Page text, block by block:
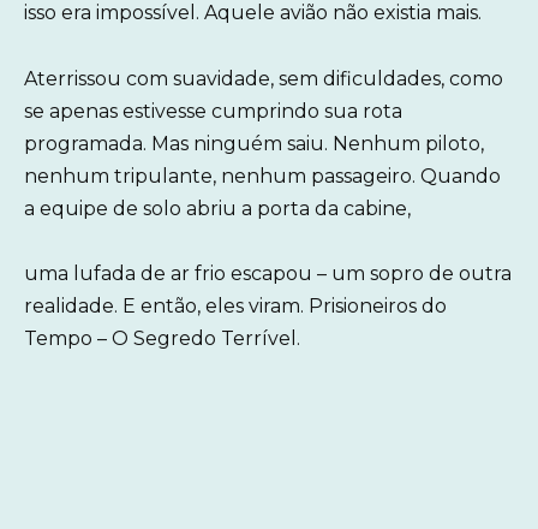
isso era impossível. Aquele avião não existia mais.
Aterrissou com suavidade, sem dificuldades, como
se apenas estivesse cumprindo sua rota
programada. Mas ninguém saiu. Nenhum piloto,
nenhum tripulante, nenhum passageiro. Quando
a equipe de solo abriu a porta da cabine,
uma lufada de ar frio escapou – um sopro de outra
realidade. E então, eles viram. Prisioneiros do
Tempo – O Segredo Terrível.